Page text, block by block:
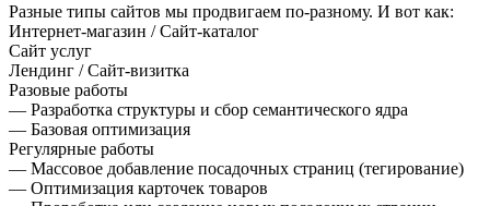
Разные типы сайтов мы продвигаем по-разному. И вот как:
Интернет-магазин / Сайт-каталог
Сайт услуг
Лендинг / Сайт-визитка
Разовые работы
— Разработка структуры и сбор семантического ядра
— Базовая оптимизация
Регулярные работы
— Массовое добавление посадочных страниц (тегирование)
— Оптимизация карточек товаров